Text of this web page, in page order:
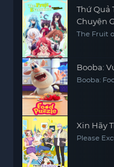
Thứ Quả
Chuyện
The Fruit
Booba:
Booba:
Xin Hãy
Please